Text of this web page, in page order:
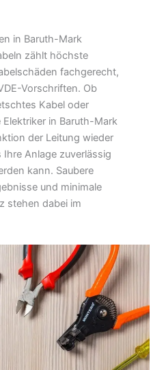
in Baruth-Mark
zählt höchste
fachgerecht,
Vorschriften. Ob
Kabel oder
in Baruth-Mark
der Leitung wieder
Anlage zuverlässig
kann. Saubere
und minimale
stehen dabei im